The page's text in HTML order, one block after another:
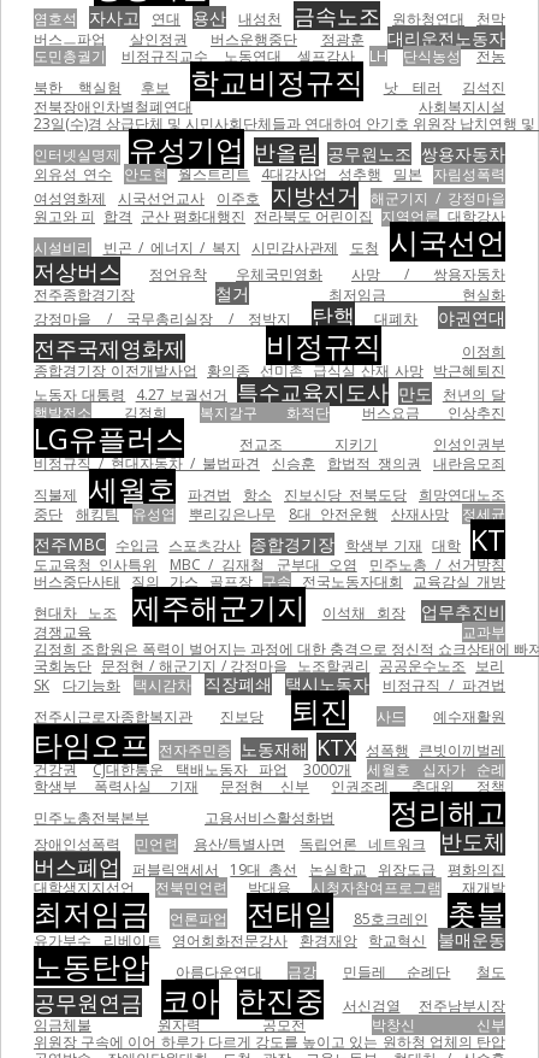
염호석
자사고 연대 용산 내성천 금속노조 원하청연대
천막
버스ㅡ파업
살인정권 버스운행중단 정광훈 대리운전노동자
도민총궐기 비정규직교수 노동연대 셀프감사 LH 단식농성
전농
북한 핵실험
후보 학교비정규직 낫 테러
김석진
전북장애인차별철폐연대
사회복지시설
23일(수)경 상급단체 및 시민사회단체들과 연대하여 안기호 위원장 납치연행
인터넷실명제 유성기업 반올림 공무원노조 쌍용자동차
외유성 연수 안도현 월스트리트 4대강사업 성추행 밀본
자림성폭력
여성영화제
시국선언교사 이주호 지방선거
해군기지 / 강정마을
원고와 피 합격 군산 평화대행진 전라북도 어린이집 지역언론 대학강사
시설비리
빈곤 / 에너지 / 복지 시민감사관제 도청 시국선언
저상버스 정언유착 우체국민영화
사망 / 쌍용자동차
전주종합경기장
철거
최저임금 현실화
강정마을 / 국무총리실장 / 정박지
탄핵 대폐차 야권연대
전주국제영화제 비정규직
이정희
종합경기장 이전개발사업
황의종 선미촌 급식실 산재 사망 박근혜퇴진
노동자 대통령
4.27 보궐선거 특수교육지도사 만도
천년의 달
핵발전소
김정희 복지갈구 화적단 버스요금 인상추진
LG유플러스 전교조 지키기
인성인권부
비정규직 / 현대자동차 / 불법파견
신승훈 합법적 쟁의권
내란음모죄
직불제
세월호 파견법 항소 진보신당 전북도당
희망연대노조
중단
해킹팀 유성엽 뿌리깊은나무 8대 안전운행 산재사망 정세균
전주MBC 수입금 스포츠강사 종합경기장 학생부 기재 대학 KT
도교육청 인사특위 MBC / 김재철 군부대 오염
민주노총 / 선거방침
버스중단사태
질의 가스 골프장 구속 전국노동자대회
교육감실 개방
현대차 노조
제주해군기지 이석채 회장 업무추진비
경쟁교육
교과부
김정희 조합원은 폭력이 벌어지는 과정에 대한 충격으로 정신적 쇼크상태에 빠
국회농단 문정현 / 해군기지 / 강정마을 노조할권리 공공운수노조 보리
SK
다기능화 택시감차 직장폐쇄 택시노동자
비정규직 / 파견법
전주시근로자종합복지관
진보당 퇴진 사드 예수재활원
타임오프 전자주민증 노동재해 KTX 성폭행 큰빗이끼벌레
건강권
CJ대한통운 택배노동자 파업 3000개
세월호 십자가 순례
학생부 폭력사실 기재
문정현 신부 인권조례 추대위
정책
민주노총전북본부
고용서비스활성화법 정리해고
장애인성폭력 민언련 용산/특별사면 독립언론 네트워크
반도체
버스폐업
퍼블릭액세서 19대 총선 논실학교 위장도급
평화의집
대학생지지선언
전북민언련 박대용 시청자참여프로그램 재개발
최저임금 언론파업 전태일 85호크레인 촛불
유가부수 리베이트 영어회화전문강사 환경재앙 학교혁신 불매운동
노동탄압 아름다운연대 금강 민들레 순례단 철도
공무원연금 코아 한진중 서신검열
전주남부시장
임금체불
원자력 공모전
박창신 신부
위원장 구속에 이어 하루가 다르게 강도를 높이고 있는 원하청 업체의 탄압